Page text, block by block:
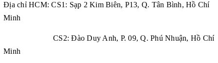
Địa chỉ HCM: CS1: Sạp 2 Kim Biên, P13, Q. Tân Bình, Hồ Chí
Minh
CS2: Đào Duy Anh, P. 09, Q. Phú Nhuận, Hồ Chí
Minh